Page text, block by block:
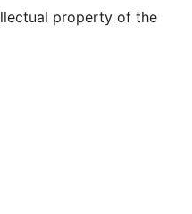
property of the